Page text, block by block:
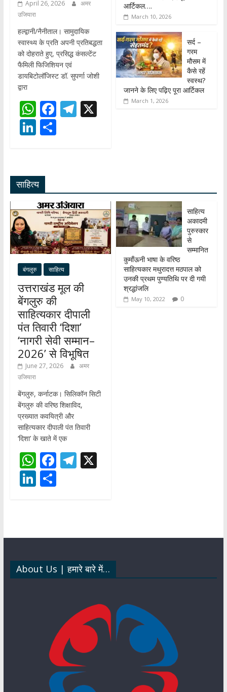
April 26, 2026
अमर
उजियारा
हल्द्वानी/नैनीताल। सामुदायिक
स्वास्थ्य के प्रति अपनी प्रतिबद्धता
को दोहराते हुए, प्रसिद्ध कंसल्टेंट
फैमिली फिजिशियन एवं
डायबिटोलॉजिस्ट डॉ. सुपर्णा जोशी
द्वारा
W
h
at
A
p
p
F
ac
e
o
k
T
m
X
Li
e
dI
n
S
आर्टिकल….
March 10, 2026
सर्द –
गरम
मौसम में
कैसे रहें
स्वस्थ?
जानने के लिए पढ़िए पूरा आर्टिकल
March 1, 2026
साहित्य
बंगलुरु साहित्य
उत्तराखंड मूल की
बेंगलुरु की
साहित्यकार दीपाली
पंत तिवारी ‘दिशा’
‘नागरी सेवी सम्मान–
2026’ से विभूषित
June 27, 2026
अमर
उजियारा
बेंगलुरु, कर्नाटक। सिलिकॉन सिटी
बेंगलुरु की वरिष्ठ शिक्षाविद,
प्रख्यात कवयित्री और
साहित्यकार दीपाली पंत तिवारी
‘दिशा’ के खाते में एक
W
h
at
p
p
F
ac
e
o
k
T
m
X
Li
dI
n
S
साहित्य
अकादमी
पुरुस्कार
से
सम्मानित
कुमाँऊनी भाषा के वरिष्ठ
साहित्यकार मथुरादत्त मठपाल को
उनकी प्रथम पुण्यतिथि पर दी गयी
श्रद्धांजलि
May 10, 2022 0
About Us | हमारे बारे में…